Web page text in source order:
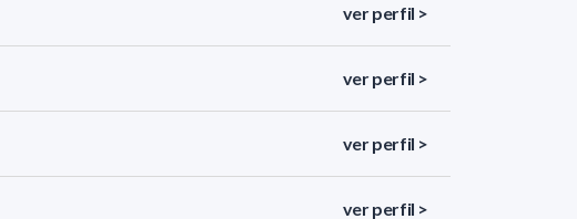
ver perfil >
ver perfil >
ver perfil >
ver perfil >